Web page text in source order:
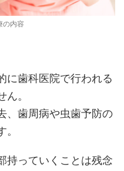
の内容
に歯科医院で行われる
。
、歯周病や虫歯予防の
持っていくことは残念